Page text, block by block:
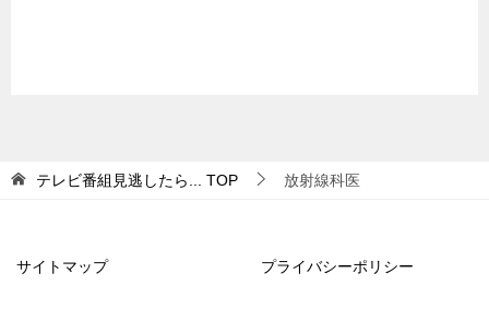
テレビ番組見逃したら... TOP 放射線科医
サイトマップ プライバシーポリシー